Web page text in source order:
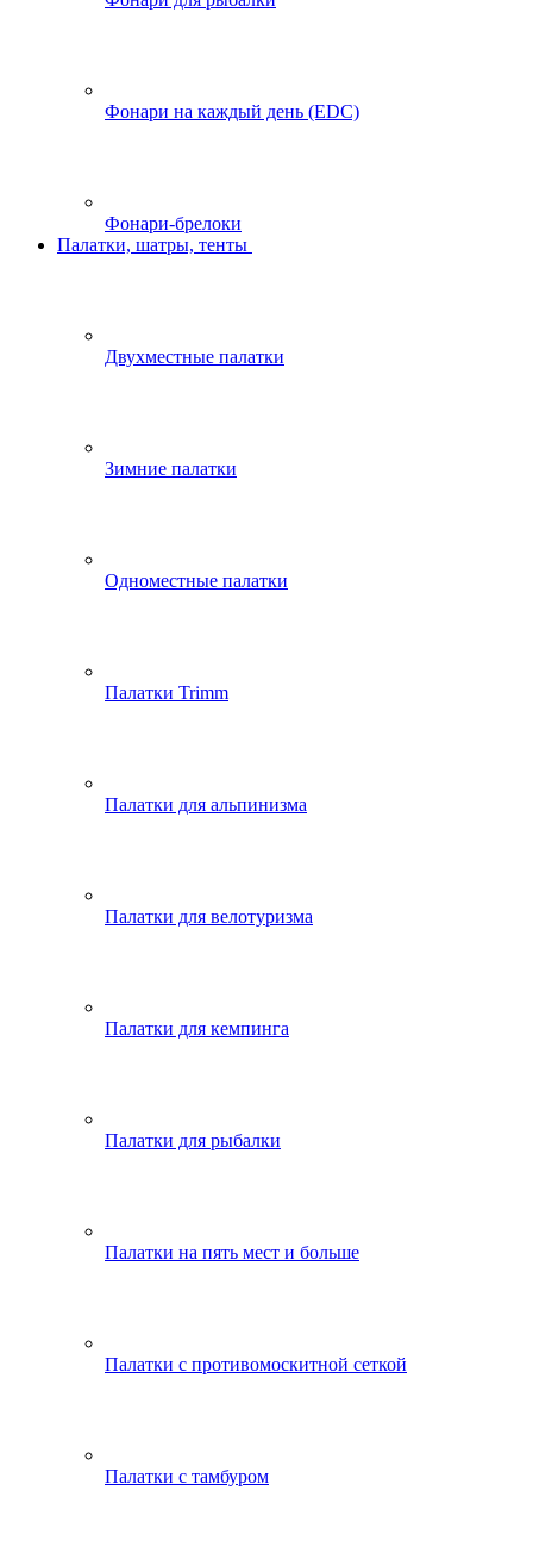
Фонари на каждый день (EDC)
Фонари-брелоки
Палатки, шатры, тенты
Двухместные палатки
Зимние палатки
Одноместные палатки
Палатки Trimm
Палатки для альпинизма
Палатки для велотуризма
Палатки для кемпинга
Палатки для рыбалки
Палатки на пять мест и больше
Палатки с противомоскитной сеткой
Палатки с тамбуром